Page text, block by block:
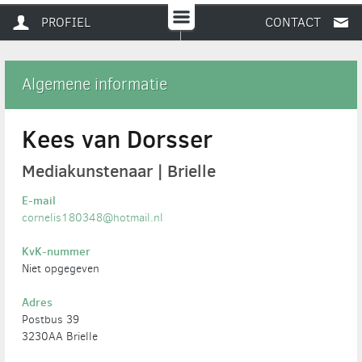
PROFIEL CONTACT
Algemene informatie
Kees van Dorsser
Mediakunstenaar | Brielle
E-mail
cornelis180348@hotmail.nl
KvK-nummer
Niet opgegeven
Adres
Postbus 39
3230AA Brielle